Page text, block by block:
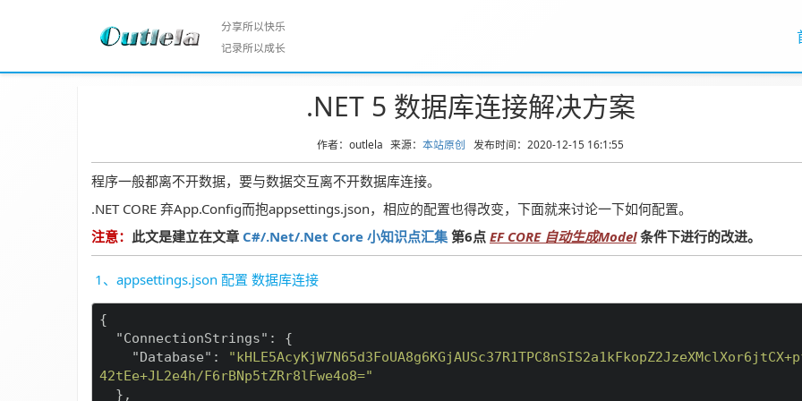
分享所以快乐
记录所以成长
.NET 5 数据库连接解决方案
作者：outlela 来源：本站原创 发布时间：2020-12-15 16:1:55
程序一般都离不开数据，要与数据交互离不开数据库连接。
.NET CORE 弃App.Config而抱appsettings.json，相应的配置也得改变，下面就来讨论一下如何配置。
注意： 此文是建立在文章 C#/.Net/.Net Core 小知识点汇集 第6点 EF CORE 自动生成Model条件下进行的改进。
1、appsettings.json 配置 数据库连接
{
"ConnectionStrings" : {
"Database" :
42tEe+JL2e4h/F6rBNp5tZRr8lFwe4o8="
},